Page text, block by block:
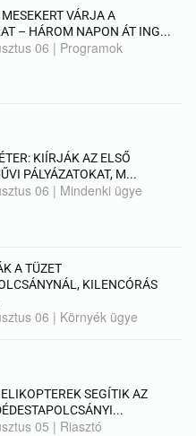
VÁRJA A
– HÁROM NAPON ÁT ING...
06 | Programok
KIÍRJÁK AZ ELSŐ
PÁLYÁZATOKAT, M...
06 | Mindenki ügye
A TÜZET
KILENCÓRÁS
06 | Környék ügye
SEGÍTIK AZ
05 | Riasztó